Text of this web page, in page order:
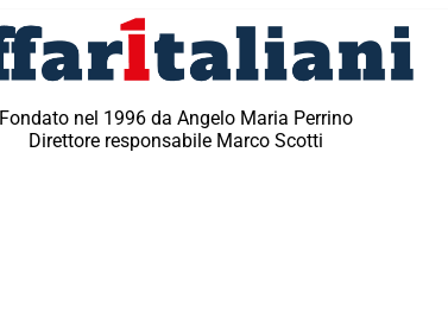
Fondato nel 1996 da Angelo Maria Perrino
Direttore responsabile Marco Scotti